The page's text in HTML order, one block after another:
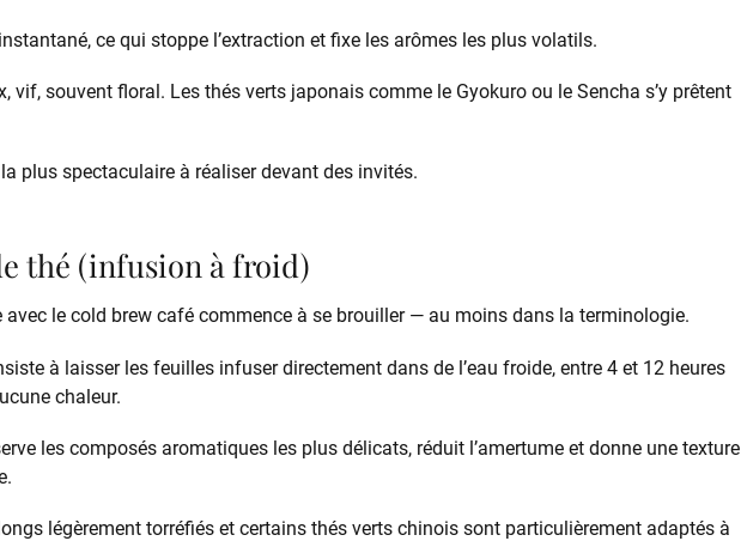
ce qui stoppe l’extraction et fixe les arômes les plus volatils.
vif, souvent floral. Les thés verts japonais comme le Gyokuro ou le Sencha s’y prêtent
plus spectaculaire à réaliser devant des invités.
thé (infusion à froid)
avec le cold brew café commence à se brouiller — au moins dans la terminologie.
à laisser les feuilles infuser directement dans de l’eau froide, entre 4 et 12 heures
chaleur.
les composés aromatiques les plus délicats, réduit l’amertume et donne une texture
légèrement torréfiés et certains thés verts chinois sont particulièrement adaptés à